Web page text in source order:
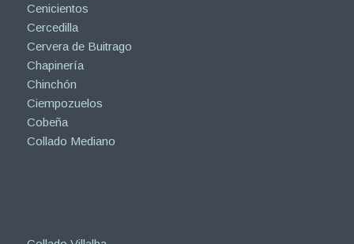
Cenicientos
Cercedilla
Cervera de Buitrago
Chapinería
Chinchón
Ciempozuelos
Cobeña
Collado Mediano